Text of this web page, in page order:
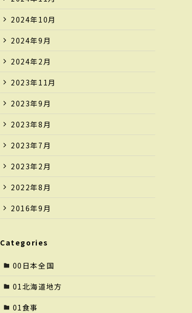
2024年10月
2024年9月
2024年2月
2023年11月
2023年9月
2023年8月
2023年7月
2023年2月
2022年8月
2016年9月
Categories
00日本全国
01北海道地方
01食事